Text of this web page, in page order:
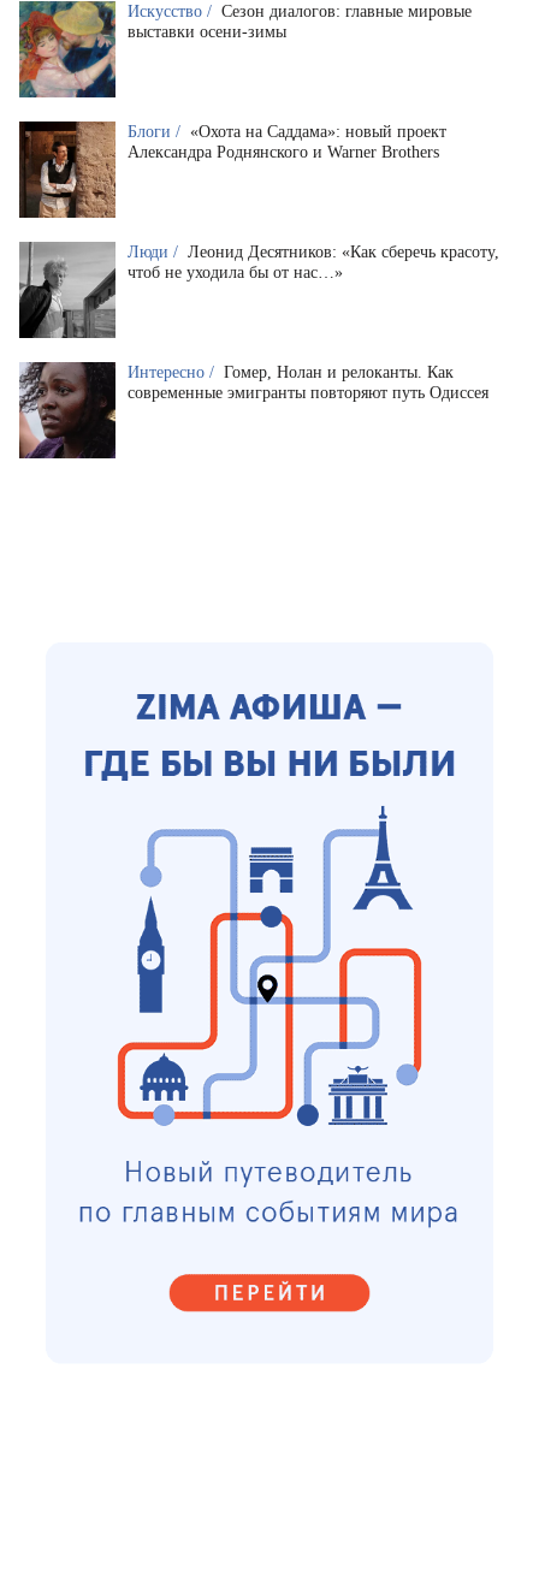
Искусство / Сезон диалогов: главные мировые
выставки осени-зимы
Блоги / «Охота на Саддама»: новый проект
Александра Роднянского и Warner Brothers
Люди / Леонид Десятников: «Как сберечь красоту,
чтоб не уходила бы от нас…»
Интересно / Гомер, Нолан и релоканты. Как
современные эмигранты повторяют путь Одиссея